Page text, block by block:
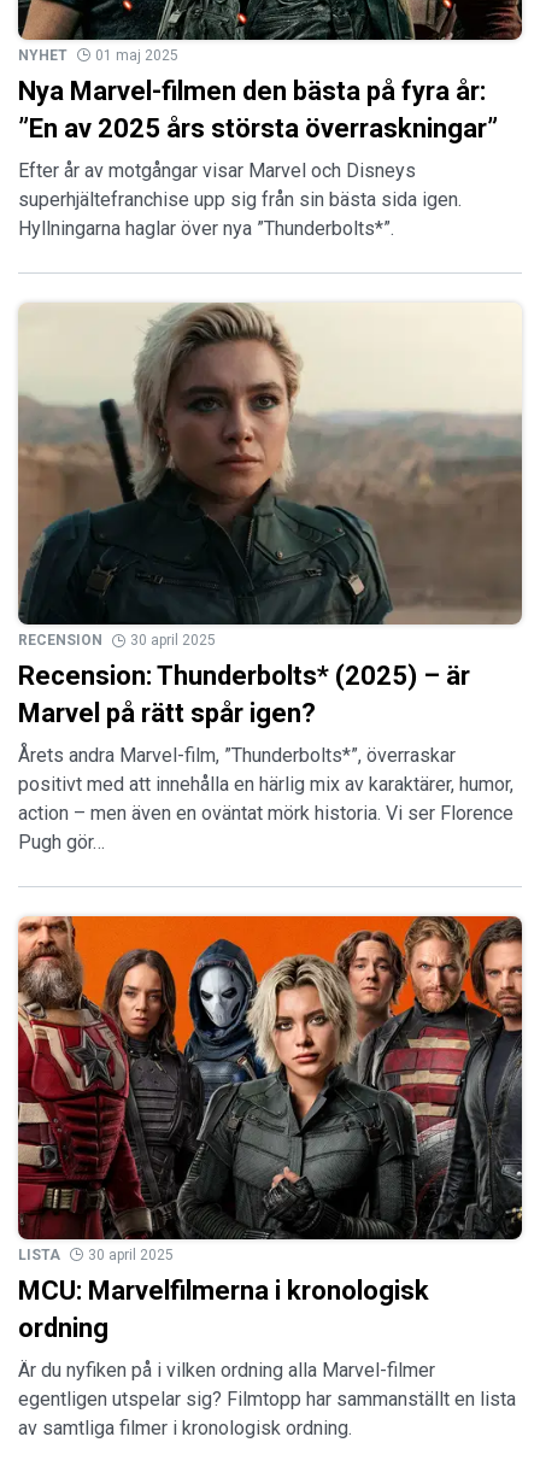
NYHET 01 maj 2025
Nya Marvel-filmen den bästa på fyra år:
”En av 2025 års största överraskningar”
Efter år av motgångar visar Marvel och Disneys
superhjältefranchise upp sig från sin bästa sida igen.
Hyllningarna haglar över nya ”Thunderbolts*”.
RECENSION 30 april 2025
Recension: Thunderbolts* (2025) – är
Marvel på rätt spår igen?
Årets andra Marvel-film, ”Thunderbolts*”, överraskar
positivt med att innehålla en härlig mix av karaktärer, humor,
action – men även en oväntat mörk historia. Vi ser Florence
Pugh gör…
LISTA 30 april 2025
MCU: Marvelfilmerna i kronologisk
ordning
Är du nyfiken på i vilken ordning alla Marvel-filmer
egentligen utspelar sig? Filmtopp har sammanställt en lista
av samtliga filmer i kronologisk ordning.